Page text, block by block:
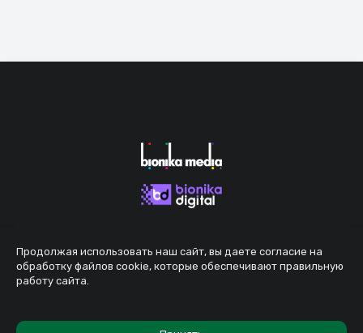
Продолжая использовать наш сайт, вы даете согласие на
обработку файлов cookie, которые обеспечивают правильную
работу сайта.